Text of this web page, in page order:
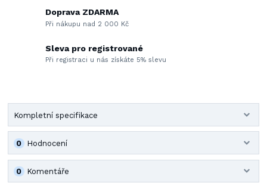
Doprava ZDARMA
Při nákupu nad 2 000 Kč
Sleva pro registrované
Při registraci u nás získáte 5% slevu
Kompletní specifikace
Hodnocení
0
Komentáře
0